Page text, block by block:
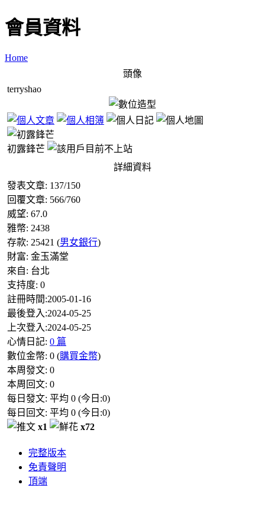
會員資料
Home
頭像
terryshao
初露鋒芒
詳細資料
發表文章: 137/150
回覆文章: 566/760
威望: 67.0
雅幣: 2438
存款: 25421 (男女銀行)
財富: 金玉滿堂
來自: 台北
支持度: 0
註冊時間:2005-01-16
最後登入:2024-05-25
上次登入:2024-05-25
心情日記: 0 篇
數位金幣: 0 (購買金幣)
本周發文: 0
本周回文: 0
每日發文: 平均 0 (今日:0)
每日回文: 平均 0 (今日:0)
x1
x72
完整版本
免責聲明
頂端